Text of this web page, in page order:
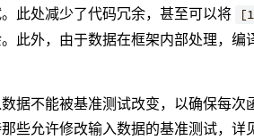
此处减少了代码冗余，甚至可以将
此外，由于数据在框架内部处理，
据不能被基准测试改变，以确保每次
些允许修改输入数据的基准测试，详